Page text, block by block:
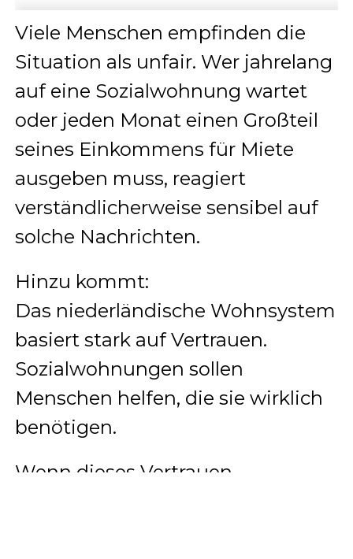
Viele Menschen empfinden die
Situation als unfair. Wer jahrelang
auf eine Sozialwohnung wartet
oder jeden Monat einen Großteil
seines Einkommens für Miete
ausgeben muss, reagiert
verständlicherweise sensibel auf
solche Nachrichten.
Hinzu kommt:
Das niederländische Wohnsystem
basiert stark auf Vertrauen.
Sozialwohnungen sollen
Menschen helfen, die sie wirklich
benötigen.
Wenn dieses Vertrauen